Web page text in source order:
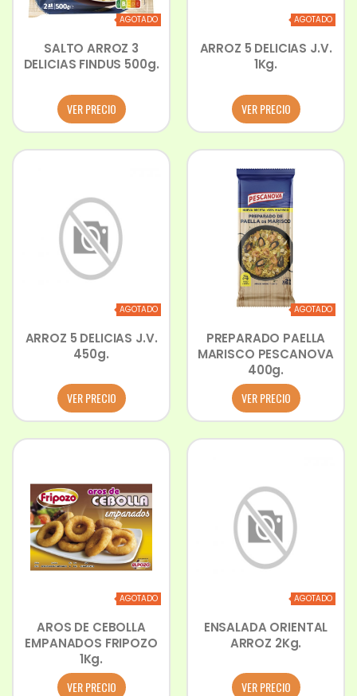
AGOTADO
SALTO ARROZ 3
DELICIAS FINDUS 500g.
VER PRECIO
AGOTADO
ARROZ 5 DELICIAS J.V.
1Kg.
VER PRECIO
AGOTADO
ARROZ 5 DELICIAS J.V.
450g.
VER PRECIO
AGOTADO
PREPARADO PAELLA
MARISCO PESCANOVA
400g.
VER PRECIO
AGOTADO
AROS DE CEBOLLA
EMPANADOS FRIPOZO
1Kg.
VER PRECIO
AGOTADO
ENSALADA ORIENTAL
ARROZ 2Kg.
VER PRECIO